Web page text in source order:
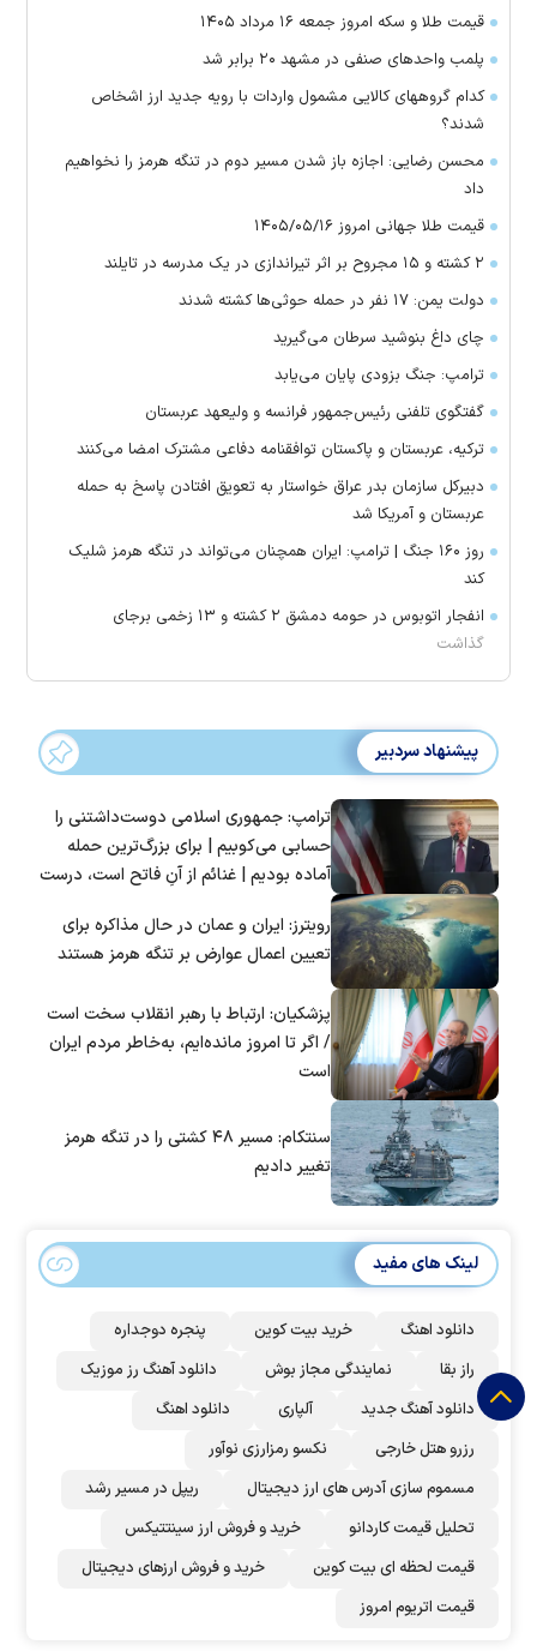
قیمت طلا و سکه امروز جمعه ۱۶ مرداد ۱۴۰۵
پلمب واحدهای صنفی در مشهد ۲۰ برابر شد
کدام گروههای کالایی مشمول واردات با رویه جدید ارز اشخاص
شدند؟
محسن رضایی: اجازه باز شدن مسیر دوم در تنگه هرمز را نخواهیم
داد
قیمت طلا جهانی امروز ۱۴۰۵/۰۵/۱۶
۲ کشته و ۱۵ مجروح بر اثر تیراندازی در یک مدرسه در تایلند
دولت یمن: ۱۷ نفر در حمله حوثی‌ها کشته شدند
چای داغ بنوشید سرطان می‌گیرید
ترامپ: جنگ بزودی پایان می‌یابد
گفتگوی تلفنی رئیس‌جمهور فرانسه و ولیعهد عربستان
ترکیه، عربستان و پاکستان توافقنامه دفاعی مشترک امضا می‌کنند
دبیرکل سازمان بدر عراق خواستار به تعویق افتادن پاسخ به حمله
عربستان و آمریکا شد
روز ۱۶۰ جنگ | ترامپ: ایران همچنان می‌تواند در تنگه هرمز شلیک
کند
انفجار اتوبوس در حومه دمشق ۲ کشته و ۱۳ زخمی برجای
گذاشت
پیشنهاد سردبیر
ترامپ: جمهوری اسلامی دوست‌داشتنی را
حسابی می‌کوبیم | برای بزرگ‌ترین حمله
آماده بودیم | غنائم از آنِ فاتح است، درست
رویترز: ایران و عمان در حال مذاکره برای
تعیین اعمال عوارض بر تنگه هرمز هستند
پزشکیان: ارتباط با رهبر انقلاب سخت است
/ اگر تا امروز مانده‌ایم، به‌خاطر مردم ایران
است
سنتکام: مسیر ۴۸ کشتی را در تنگه هرمز
تغییر دادیم
لینک های مفید
دانلود اهنگ خرید بیت کوین
پنجره دوجداره
راز بقا
نمایندگی مجاز بوش
دانلود آهنگ رز‌ موزیک
دانلود آهنگ جدید
آلپاری
دانلود اهنگ
رزرو هتل خارجی
نکسو رمزارزی نوآور
مسموم سازی آدرس های ارز دیجیتال
ریپل در مسیر رشد
تحلیل قیمت کاردانو
خرید و فروش ارز سینتتیکس
قیمت لحظه ای بیت کوین
خرید و فروش ارزهای دیجیتال
قیمت اتریوم امروز